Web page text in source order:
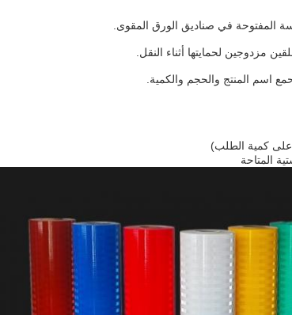
المفتوحة في صناديق الورق المقوى.
مزدوجين لحمايتها أثناء النقل.
مع اسم المنتج والحجم والكمية.
المتاحة